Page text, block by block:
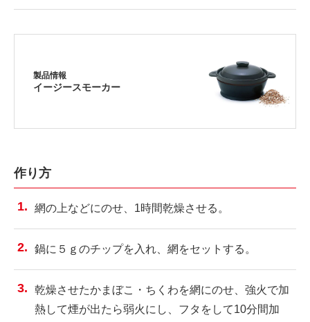
製品情報
イージースモーカー
作り方
網の上などにのせ、1時間乾燥させる。
鍋に５ｇのチップを入れ、網をセットする。
乾燥させたかまぼこ・ちくわを網にのせ、強火で加
熱して煙が出たら弱火にし、フタをして10分間加